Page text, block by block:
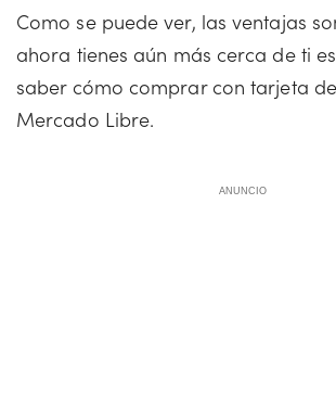
Como se puede ver, las ventajas
ahora tienes aún más cerca de ti
saber cómo comprar con tarjeta
Mercado Libre.
ANUNCIO